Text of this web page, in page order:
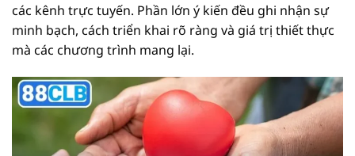
các kênh trực tuyến. Phần lớn ý kiến đều ghi nhận sự
minh bạch, cách triển khai rõ ràng và giá trị thiết thực
mà các chương trình mang lại.